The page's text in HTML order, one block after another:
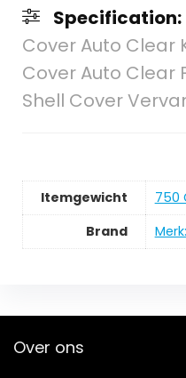
Specification:
Cover Auto Clear
Cover Auto Clear
Shell Cover
Itemgewicht
‎750
Brand
Over ons